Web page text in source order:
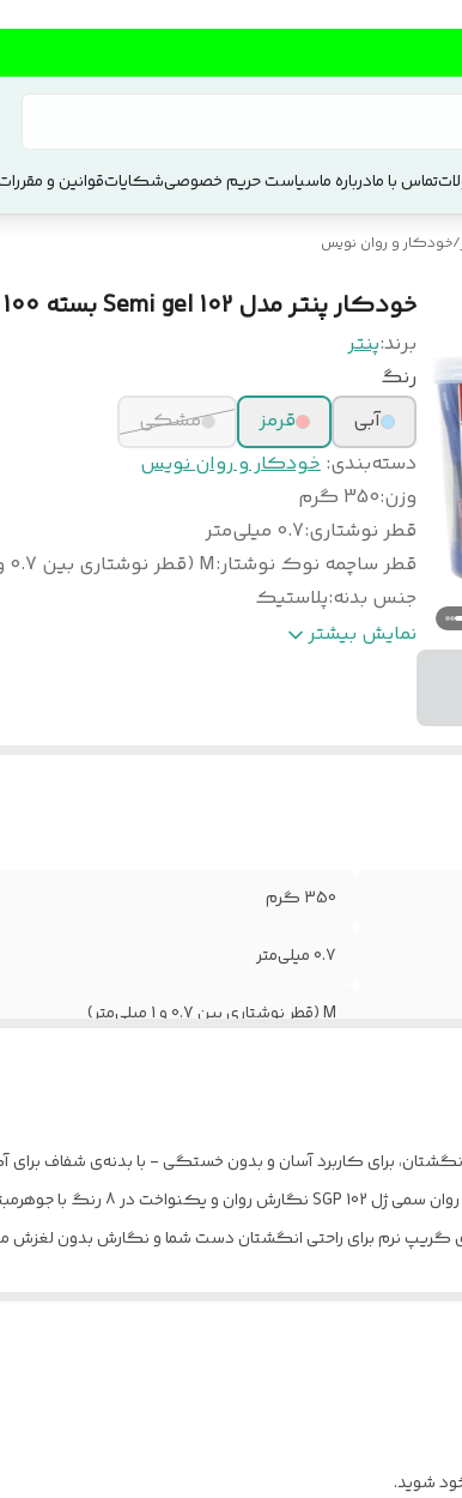
تماس با مادرباره ماسیاست حریم خصوصیشکایاتقوانین و
/خودکار و روان نویس
خودکار پنتر مدل Semi gel 102 بسته 100 عددی
برند:پنتر
رنگ
آبی
قرمز
مشکی
دسته‌بندی: خودکار و روان نویس
وزن:350 گرم
قطر نوشتاری:0.7 میلی‌متر
قطر ساچمه نوک نوشتار:M (قطر نوشتاری بین 0.7 و 1 میلی‌متر)
جنس بدنه:پلاستیک
نوع نوک:ساچمه‌اینمایش بیشتر
350 گرم
0.7 میلی‌متر
M (قطر نوشتاری بین 0.7 و 1 میلی‌متر)
15x11x11 سانتی‌متر
برای کاربرد آسان و بدون خستگی - با بدنه‌ی شفاف برای
شوید.